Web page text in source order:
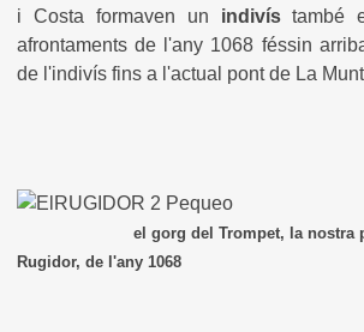
i Costa formaven un indivístambé
afrontaments de l'any 1068 féssin
de l'indivís fins a l'actual pont de La
el gorg del Trompet, la nostra
Rugidor, de l'any 1068